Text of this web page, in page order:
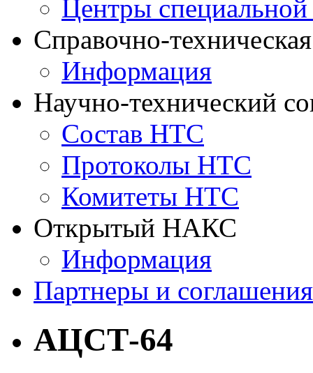
Центры
Справочно-
Информация
Научно-технический
Состав НТС
Протоколы НТС
Комитеты НТС
Открытый НАКС
Информация
Партнеры и соглашения
АЦСТ-64